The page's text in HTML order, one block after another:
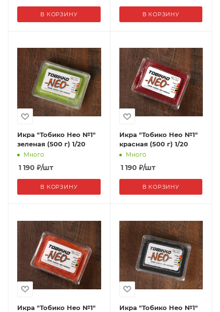
В КОРЗИНУ В КОРЗИНУ
Икра "Тобико Нео №1"
зеленая (500 г) 1/20
Много
1 190 ₽/шт
В КОРЗИНУ
Икра "Тобико Нео №1"
красная (500 г) 1/20
Много
1 190 ₽/шт
В КОРЗИНУ
Икра "Тобико Нео №1"
Икра "Тобико Нео №1"